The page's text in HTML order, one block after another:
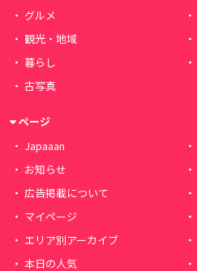
グルメ
観光・地域
暮らし
古写真
ページ
Japaaan
お知らせ
広告掲載について
マイページ
エリア別アーカイブ
本日の人気